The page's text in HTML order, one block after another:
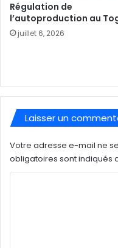
Régulation de
l’autoproduction au
juillet 6, 2026
Laisser un
Votre adresse e-mail ne
obligatoires sont indiqués